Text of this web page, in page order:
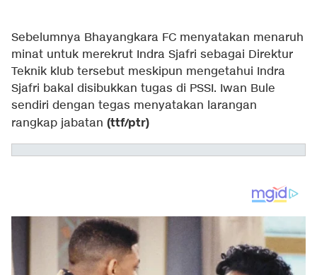
Sebelumnya Bhayangkara FC menyatakan menaruh
minat untuk merekrut Indra Sjafri sebagai Direktur
Teknik klub tersebut meskipun mengetahui Indra
Sjafri bakal disibukkan tugas di PSSI. Iwan Bule
sendiri dengan tegas menyatakan larangan
rangkap jabatan (ttf/ptr)